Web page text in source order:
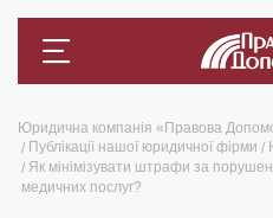
Юридична компанія «Правова
Публікації нашої юридичної фірми
Як мінімізувати штрафи за
медичних послуг?